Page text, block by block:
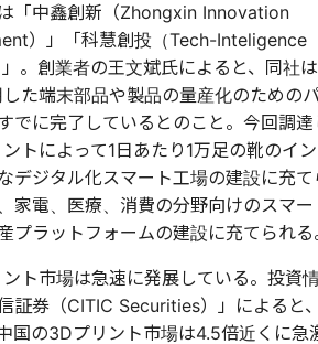
「中鑫創新（Zhongxin Innovation
）」「科慧創投（Tech-Inteligence
。創業者の王文斌氏によると、同社は
た端末部品や製品の量産化のための
でに完了しているとのこと。今回調達
トによって1日あたり1万足の靴のイン
デジタル化スマート工場の建設に充て
家電、医療、消費の分野向けのスマー
プラットフォームの建設に充てられる
ト市場は急速に発展している。投資
証券（CITIC Securities）」によると
国の3Dプリント市場は4.5倍近くに急